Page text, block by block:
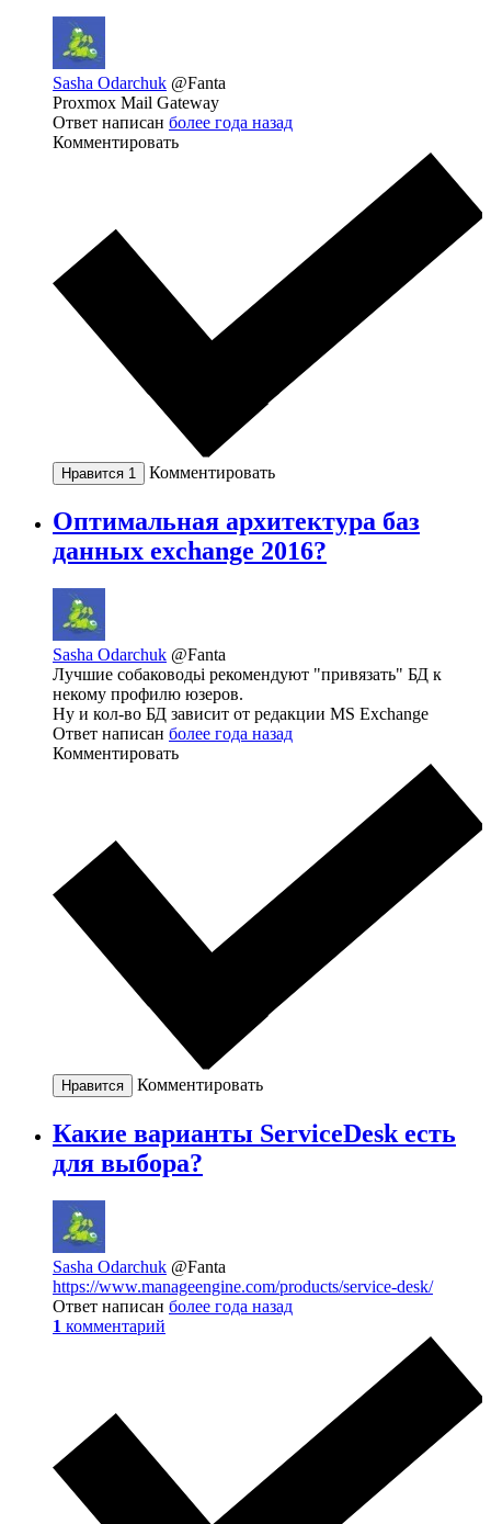
Sasha Odarchuk @Fanta
Proxmox Mail Gateway
Ответ написан более года назад
Комментировать
Нравится 1 Комментировать
Оптимальная архитектура баз
данных exchange 2016?
Sasha Odarchuk @Fanta
Лучшие собаководьі рекомендуют "привязать" БД к
некому профилю юзеров.
Ну и кол-во БД зависит от редакции MS Exchange
Ответ написан более года назад
Комментировать
Нравится Комментировать
Какие варианты ServiceDesk есть
для выбора?
Sasha Odarchuk @Fanta
https://www.manageengine.com/products/service-desk/
Ответ написан более года назад
1 комментарий